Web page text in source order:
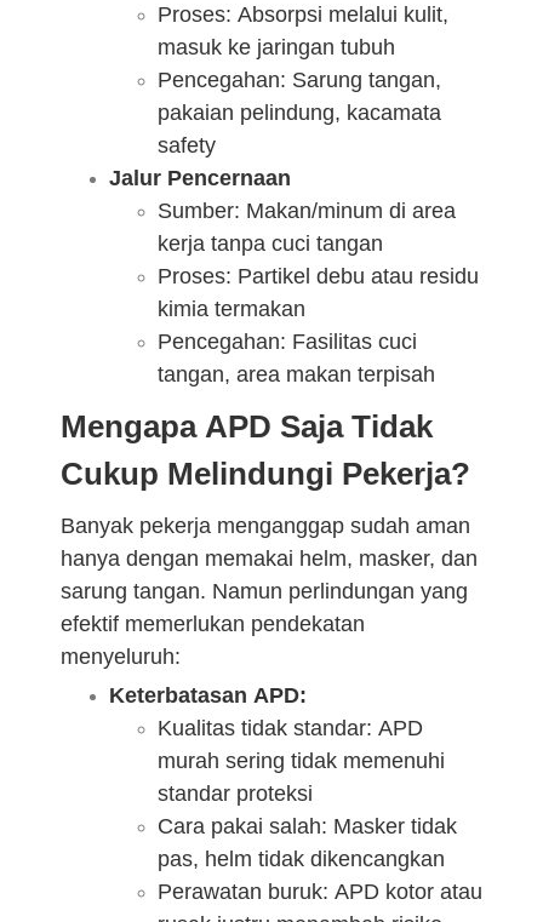
Proses: Absorpsi melalui kulit,
masuk ke jaringan tubuh
Pencegahan: Sarung tangan,
pakaian pelindung, kacamata
safety
Jalur Pencernaan
Sumber: Makan/minum di area
kerja tanpa cuci tangan
Proses: Partikel debu atau residu
kimia termakan
Pencegahan: Fasilitas cuci
tangan, area makan terpisah
Mengapa APD Saja Tidak
Cukup Melindungi Pekerja?
Banyak pekerja menganggap sudah aman
hanya dengan memakai helm, masker, dan
sarung tangan. Namun perlindungan yang
efektif memerlukan pendekatan
menyeluruh:
Keterbatasan APD:
Kualitas tidak standar: APD
murah sering tidak memenuhi
standar proteksi
Cara pakai salah: Masker tidak
pas, helm tidak dikencangkan
Perawatan buruk: APD kotor atau